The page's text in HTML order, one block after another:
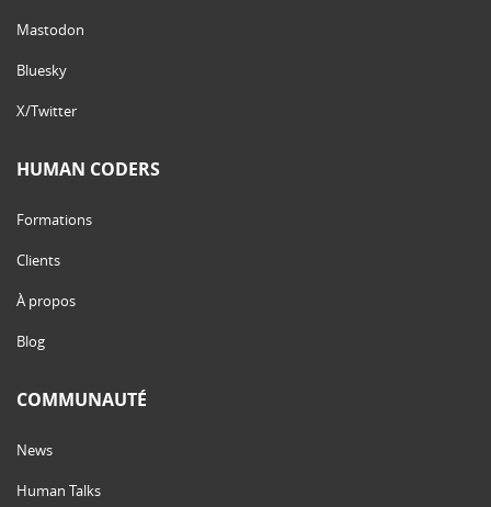
Mastodon
Bluesky
X/Twitter
HUMAN CODERS
Formations
Clients
À propos
Blog
COMMUNAUTÉ
News
Human Talks